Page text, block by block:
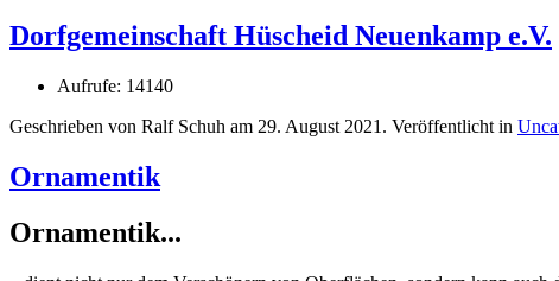
Dorfgemeinschaft Hüscheid Neuenkamp e.V.
Aufrufe: 14140
Geschrieben von Ralf Schuh am 29. August 2021 . Veröffentlicht in
Ornamentik
Ornamentik...